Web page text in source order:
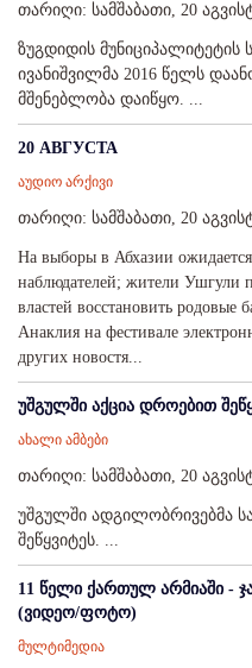
თარიღი: სამშაბათი, 20
ზუგდიდის მუნიციპალიტეტის
ივანიშვილმა 2016 წელს
მშენებლობა დაიწყო. ...
20 АВГУСТА
აუდიო არქივი
თარიღი: სამშაბათი, 20
На выборы в Абхазии
наблюдателей; жители Ушгули
властей восстановить родовые
Анаклия на фестивале
других новостя...
უშგულში აქცია დროებით
ახალი ამბები
თარიღი: სამშაბათი, 20
უშგულში ადგილობრივებმა
შეწყვიტეს. ...
11 წელი ქართულ არმიაში -
(ვიდეო/ფოტო)
მულტიმედია